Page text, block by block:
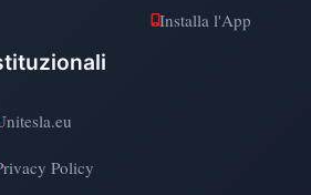
Installa l'App
Policy